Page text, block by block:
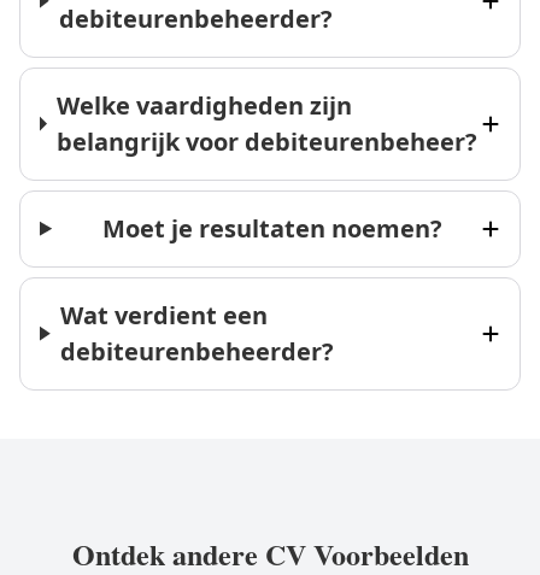
debiteurenbeheerder?
Welke vaardigheden zijn
belangrijk voor debiteurenbeheer?
Moet je resultaten noemen?
Wat verdient een
debiteurenbeheerder?
Ontdek andere CV Voorbeelden